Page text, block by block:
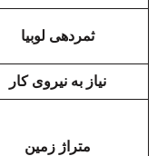
ثمردهی لوبیا
نیاز به نیروی کار
متراژ زمین